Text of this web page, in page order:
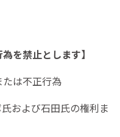
を禁止とします】
たは不正行為
および石田氏の権利ま